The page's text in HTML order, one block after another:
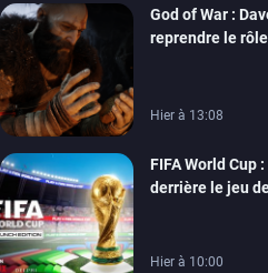
God of War :
reprendre le
Hier à 13:08
FIFA World Cup
derrière le jeu
Hier à 10:00